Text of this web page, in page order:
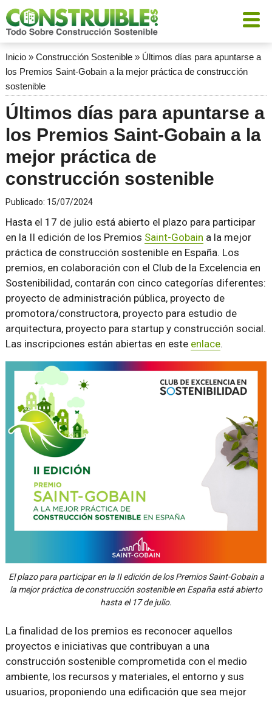
Inicio» Construcción Sostenible» Últimos días para apuntarse a
los Premios Saint-Gobain a la mejor práctica de construcción
sostenible
Últimos días para apuntarse a
los Premios Saint-Gobain a la
mejor práctica de
construcción sostenible
Publicado: 15/07/2024
Hasta el 17 de julio está abierto el plazo para participar
en la II edición de los Premios Saint-Gobain a la mejor
práctica de construcción sostenible en España. Los
premios, en colaboración con el Club de la Excelencia en
Sostenibilidad, contarán con cinco categorías diferentes:
proyecto de administración pública, proyecto de
promotora/constructora, proyecto para estudio de
arquitectura, proyecto para startup y construcción social.
Las inscripciones están abiertas en este enlace.
El plazo para participar en la II edición de los Premios Saint-Gobain a
la mejor práctica de construcción sostenible en España está abierto
hasta el 17 de julio.
La finalidad de los premios es reconocer aquellos
proyectos e iniciativas que contribuyan a una
construcción sostenible comprometida con el medio
ambiente, los recursos y materiales, el entorno y sus
usuarios, proponiendo una edificación que sea mejor